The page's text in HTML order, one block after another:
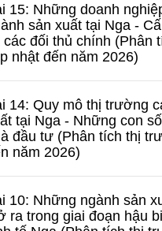
15: Những doanh
sản xuất tại Nga -
các đối thủ chính (Phân
nhật đến năm 2026)
14: Quy mô thị trường
tại Nga - Những con
đầu tư (Phân tích thị
năm 2026)
10: Những ngành sản
ra trong giai đoạn hậu